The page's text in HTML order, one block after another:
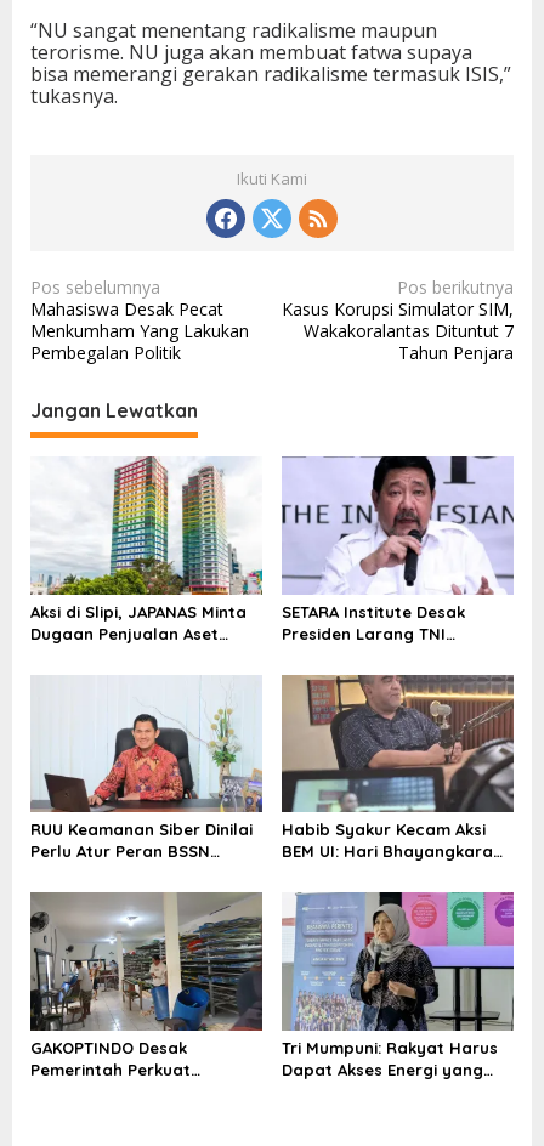
“NU sangat menentang radikalisme maupun
terorisme. NU juga akan membuat fatwa supaya
bisa memerangi gerakan radikalisme termasuk ISIS,”
tukasnya.
Ikuti Kami
N
a
v
g
p
o
s
Pos sebelumnya
Mahasiswa Desak Pecat
Menkumham Yang Lakukan
Pembegalan Politik
Pos berikutnya
Kasus Korupsi Simulator SIM,
Wakakoralantas Dituntut 7
Tahun Penjara
Jangan Lewatkan
Aksi di Slipi, JAPANAS Minta
Dugaan Penjualan Aset
kawasan Twin Tower Plaza
SETARA Institute Desak
Presiden Larang TNI
RUU Keamanan Siber Dinilai
Perlu Atur Peran BSSN
Habib Syakur Kecam Aksi
BEM UI: Hari Bhayangkara
Politik
GAKOPTINDO Desak
Pemerintah Perkuat
Tri Mumpuni: Rakyat Harus
Dapat Akses Energi yang